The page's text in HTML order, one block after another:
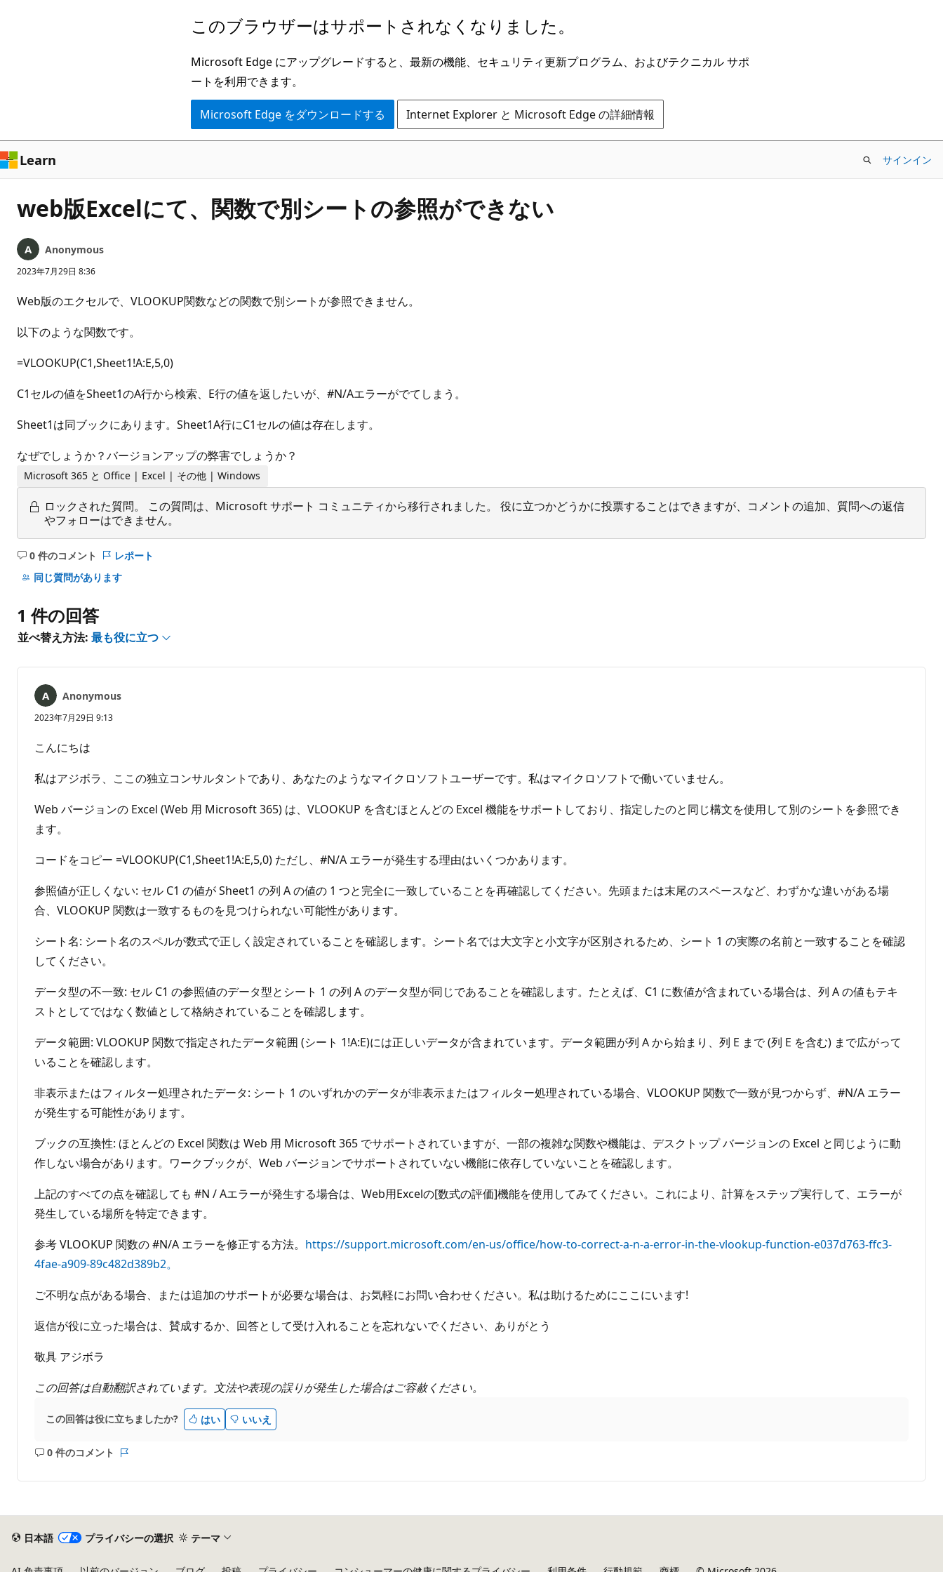
ン
ツ
に
キ
ッ
プ
このブラウザーはサポートされなくなりました。
Microsoft Edge にアップグレードすると、最新の機能、セキュリティ更新プログラム、およびテクニカル サポ
ートを利用できます。
Microsoft Edge をダウンロードする Internet Explorer と Microsoft Edge の詳細情報
Learn サインイン
web版Excelにて、関数で別シートの参照ができない
Anonymous
2023年7月29日 8:36
Web版のエクセルで、VLOOKUP関数などの関数で別シートが参照できません。
以下のような関数です。
=VLOOKUP(C1,Sheet1!A:E,5,0)
C1セルの値をSheet1のA行から検索、E行の値を返したいが、#N/Aエラーがでてしまう。
Sheet1は同ブックにあります。Sheet1A行にC1セルの値は存在します。
なぜでしょうか？バージョンアップの弊害でしょうか？
Microsoft 365 と Office | Excel | その他 | Windows
ロックされた質問。
この質問は、Microsoft サポート コミュニティから移行されました。 役に立つかどうかに投票することはできますが、コメントの追加、質問への返信
やフォローはできません。
0 件のコメント
コ
メ
は
あ
ま
ん
レポート
同じ質問があります
1 件の回答
並べ替え方法: 最も役に立つ
Anonymous
2023年7月29日 9:13
こんにちは
私はアジボラ、ここの独立コンサルタントであり、あなたのようなマイクロソフトユーザーです。私はマイクロソフトで働いていません。
Web バージョンの Excel (Web 用 Microsoft 365) は、VLOOKUP を含むほとんどの Excel 機能をサポートしており、指定したのと同じ構文を使用して別のシートを参照でき
ます。
コードをコピー =VLOOKUP(C1,Sheet1!A:E,5,0) ただし、#N/A エラーが発生する理由はいくつかあります。
参照値が正しくない: セル C1 の値が Sheet1 の列 A の値の 1 つと完全に一致していることを再確認してください。先頭または末尾のスペースなど、わずかな違いがある場
合、VLOOKUP 関数は一致するものを見つけられない可能性があります。
シート名: シート名のスペルが数式で正しく設定されていることを確認します。シート名では大文字と小文字が区別されるため、シート 1 の実際の名前と一致することを確認
してください。
データ型の不一致: セル C1 の参照値のデータ型とシート 1 の列 A のデータ型が同じであることを確認します。たとえば、C1 に数値が含まれている場合は、列 A の値もテキ
ストとしてではなく数値として格納されていることを確認します。
データ範囲: VLOOKUP 関数で指定されたデータ範囲 (シート 1!A:E)には正しいデータが含まれています。データ範囲が列 A から始まり、列 E まで (列 E を含む) まで広がって
いることを確認します。
非表示またはフィルター処理されたデータ: シート 1 のいずれかのデータが非表示またはフィルター処理されている場合、VLOOKUP 関数で一致が見つからず、#N/A エラー
が発生する可能性があります。
ブックの互換性: ほとんどの Excel 関数は Web 用 Microsoft 365 でサポートされていますが、一部の複雑な関数や機能は、デスクトップ バージョンの Excel と同じように動
作しない場合があります。ワークブックが、Web バージョンでサポートされていない機能に依存していないことを確認します。
上記のすべての点を確認しても #N / Aエラーが発生する場合は、Web用Excelの[数式の評価]機能を使用してみてください。これにより、計算をステップ実行して、エラーが
発生している場所を特定できます。
参考 VLOOKUP 関数の #N/A エラーを修正する方法。 https://support.microsoft.com/en-us/office/how-to-correct-a-n-a-error-in-the-vlookup-function-e037d763-ffc3-
4fae-a909-89c482d389b2。
ご不明な点がある場合、または追加のサポートが必要な場合は、お気軽にお問い合わせください。私は助けるためにここにいます!
返信が役に立った場合は、賛成するか、回答として受け入れることを忘れないでください、ありがとう
敬具 アジボラ
この回答は自動翻訳されています。文法や表現の誤りが発生した場合はご容赦ください。
この回答は役に立ちましたか? はい いいえ
0 件のコメント
コ
は
あ
り
日本語 プライバシーの選択 テーマ